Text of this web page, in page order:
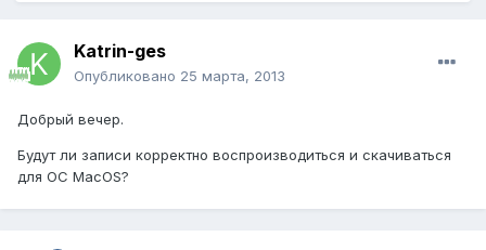
Katrin-ges
Опубликовано 25 марта, 2013
Добрый вечер.
Будут ли записи корректно воспроизводиться и скачиваться
для ОС MacOS?